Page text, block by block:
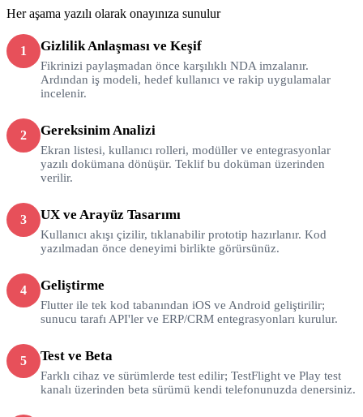
Her aşama yazılı olarak onayınıza sunulur
1 Gizlilik Anlaşması ve Keşif
Fikrinizi paylaşmadan önce karşılıklı NDA imzalanır.
Ardından iş modeli, hedef kullanıcı ve rakip uygulamalar
incelenir.
2 Gereksinim Analizi
Ekran listesi, kullanıcı rolleri, modüller ve entegrasyonlar
yazılı dokümana dönüşür. Teklif bu doküman üzerinden
verilir.
3 UX ve Arayüz Tasarımı
Kullanıcı akışı çizilir, tıklanabilir prototip hazırlanır. Kod
yazılmadan önce deneyimi birlikte görürsünüz.
4 Geliştirme
Flutter ile tek kod tabanından iOS ve Android geliştirilir;
sunucu tarafı API'ler ve ERP/CRM entegrasyonları kurulur.
5 Test ve Beta
Farklı cihaz ve sürümlerde test edilir; TestFlight ve Play test
kanalı üzerinden beta sürümü kendi telefonunuzda denersiniz.